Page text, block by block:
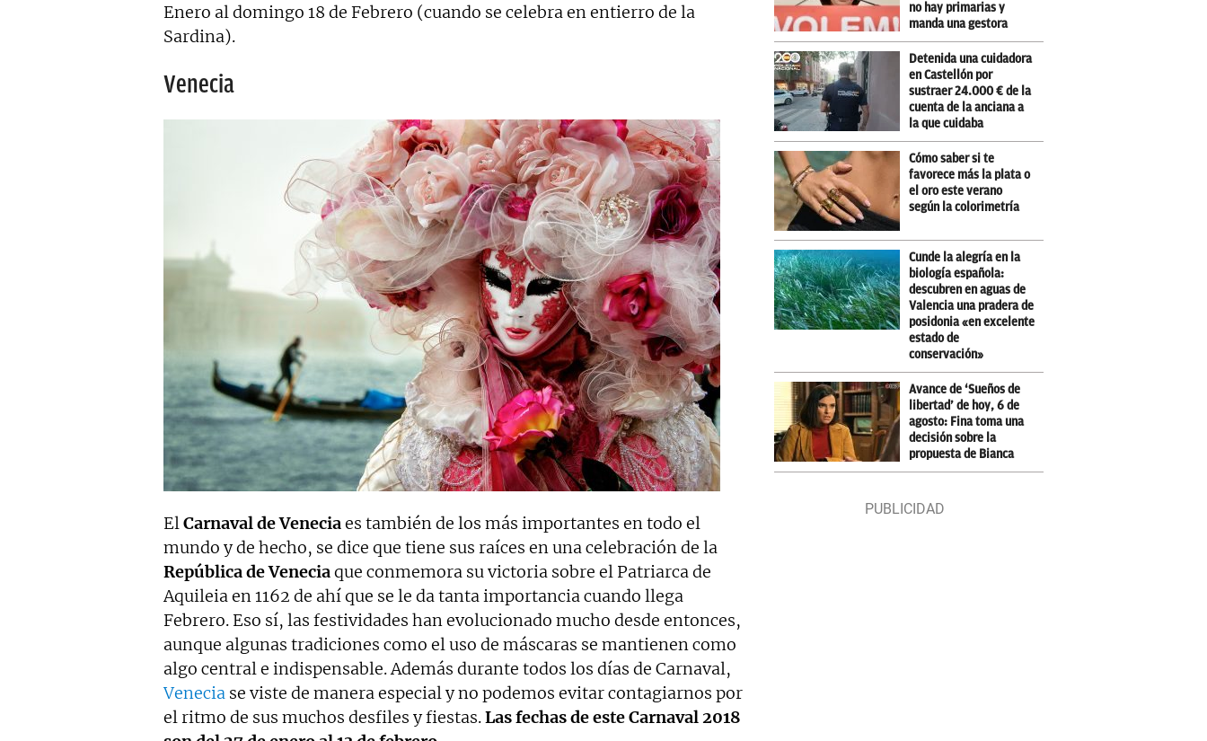
Enero al domingo 18 de Febrero (cuando se celebra en entierro de la
Sardina).
Venecia
ElCarnaval de Veneciaes también de los más importantes en todo el
mundo y de hecho, se dice que tiene sus raíces en una celebración de la
República de Veneciaque conmemora su victoria sobre el Patriarca de
Aquileia en 1162 de ahí que se le da tanta importancia cuando llega
Febrero. Eso sí, las festividades han evolucionado mucho desde entonces,
aunque algunas tradiciones como el uso de máscaras se mantienen como
algo central e indispensable. Además durante todos los días de Carnaval,
Venecia se viste de manera especial y no podemos evitar contagiarnos por
el ritmo de sus muchos desfiles y fiestas.Las fechas de este Carnaval 2018
no hay primarias y
manda una gestora
Detenida una cuidadora
en Castellón por
sustraer 24.000 € de la
cuenta de la anciana a
la que cuidaba
Cómo saber si te
favorece más la plata o
el oro este verano
según la colorimetría
Cunde la alegría en la
biología española:
descubren en aguas de
Valencia una pradera de
posidonia «en excelente
estado de
conservación»
Avance de ‘Sueños de
libertad’ de hoy, 6 de
agosto: Fina toma una
decisión sobre la
propuesta de Bianca